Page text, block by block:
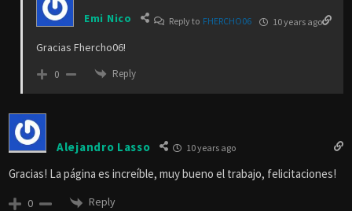
Emi Nico Reply to FHERCHO06 10 years ago
Gracias Fhercho06!
0 Reply
Alejandro Lasso 10 years ago
Gracias! La página es increíble, muy bueno el trabajo, felicitaciones!
0 Reply